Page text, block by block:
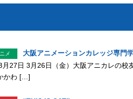
メ
大阪アニメーションカレッジ専門
月27日 3月26日（金）大阪アニカレの校
かわ […]